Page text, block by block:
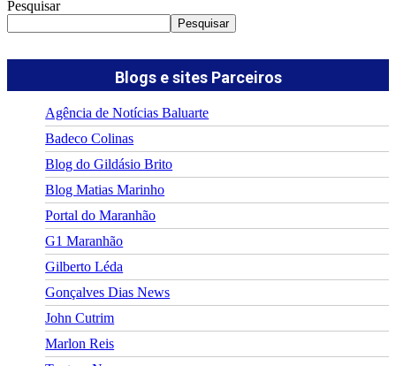
Pesquisar
Pesquisar
Blogs e sites Parceiros
Agência de Notícias Baluarte
Badeco Colinas
Blog do Gildásio Brito
Blog Matias Marinho
Portal do Maranhão
G1 Maranhão
Gilberto Léda
Gonçalves Dias News
John Cutrim
Marlon Reis